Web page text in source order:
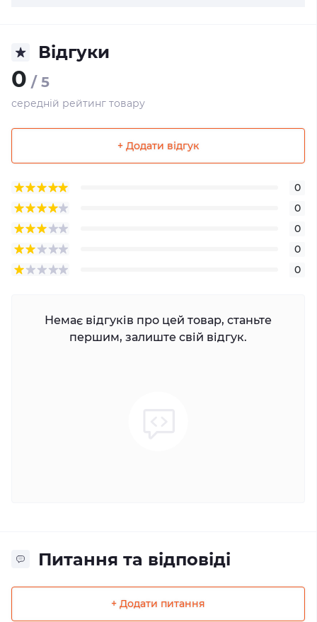
Відгуки
0 / 5
середній рейтинг товару
+ Додати відгук
0
0
0
0
0
Немає відгуків про цей товар, станьте
першим, залиште свій відгук.
Питання та відповіді
+ Додати питання